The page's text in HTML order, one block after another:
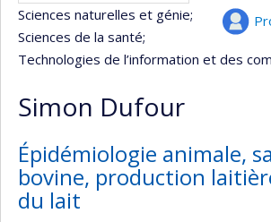
Sciences naturelles et génie;
Sciences de la santé;
Technologies de l’information et des
Simon Dufour
Épidémiologie animale,
bovine, production
du lait